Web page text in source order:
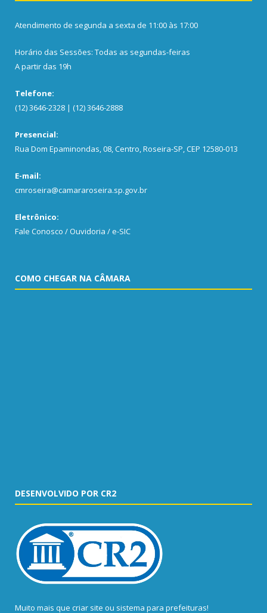
Atendimento de segunda a sexta de 11:00 às 17:00
Horário das Sessões: Todas as segundas-feiras
A partir das 19h
Telefone:
(12) 3646-2328 | (12) 3646-2888
Presencial:
Rua Dom Epaminondas, 08, Centro, Roseira-SP, CEP 12580-013
E-mail:
cmroseira@camararoseira.sp.gov.br
Eletrônico:
Fale Conosco / Ouvidoria / e-SIC
COMO CHEGAR NA CÂMARA
DESENVOLVIDO POR CR2
Muito mais que criar site ou sistema para prefeituras!